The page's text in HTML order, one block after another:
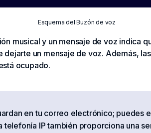
Esquema del Buzón de voz
musical y un mensaje de voz indica
un mensaje de voz. Además,
ocupado.
en tu correo electrónico; puedes
telefonía IP también proporciona una